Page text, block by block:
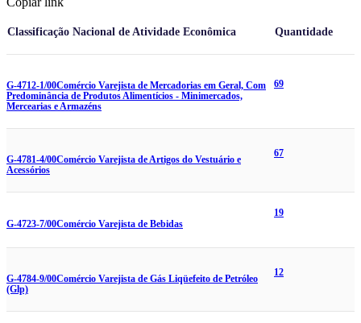
Classificação Nacional de Atividade Econômica Quantidade
G-4712-1/00Comércio Varejista de Mercadorias em Geral, Com
Predominância de Produtos Alimentícios - Minimercados,
Mercearias e Armazéns
69
G-4781-4/00Comércio Varejista de Artigos do Vestuário e
Acessórios
67
G-4723-7/00Comércio Varejista de Bebidas
19
G-4784-9/00Comércio Varejista de Gás Liqüefeito de Petróleo
(Glp)
12